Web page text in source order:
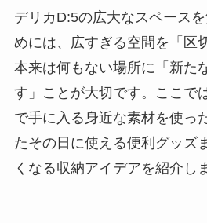
デリカD:5の広大なスペース
めには、広すぎる空間を「区
本来は何もない場所に「新た
す」ことが大切です。ここで
で手に入る身近な素材を使っ
たその日に使える便利グッズ
くなる収納アイデアを紹介し